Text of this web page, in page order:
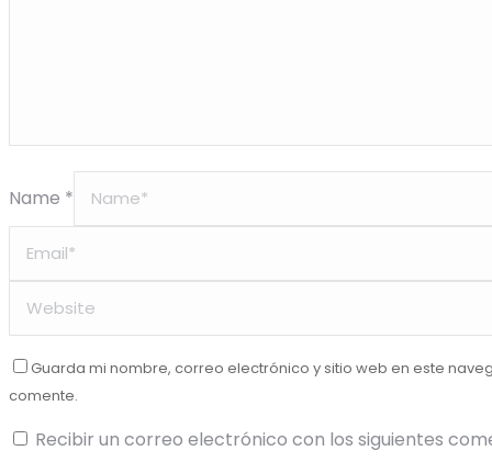
Name *
Guarda mi nombre, correo electrónico y sitio web en este
comente.
Recibir un correo electrónico con los siguientes